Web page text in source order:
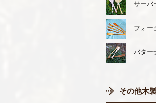
サーバ
フォー
バター
その他木